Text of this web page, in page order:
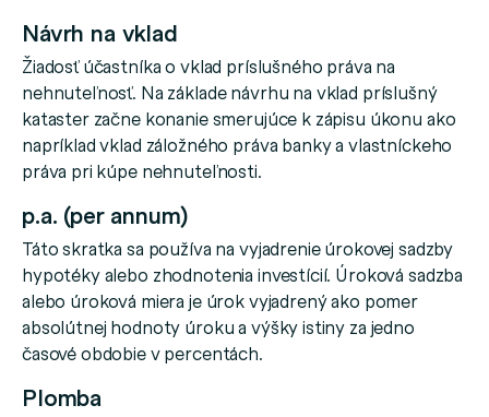
Návrh na vklad
Žiadosť účastníka o vklad príslušného práva na
nehnuteľnosť. Na základe návrhu na vklad príslušný
kataster začne konanie smerujúce k zápisu úkonu ako
napríklad vklad záložného práva banky a vlastníckeho
práva pri kúpe nehnuteľnosti.
p.a. (per annum)
Táto skratka sa používa na vyjadrenie úrokovej sadzby
hypotéky alebo zhodnotenia investícií. Úroková sadzba
alebo úroková miera je úrok vyjadrený ako pomer
absolútnej hodnoty úroku a výšky istiny za jedno
časové obdobie v percentách.
Plomba